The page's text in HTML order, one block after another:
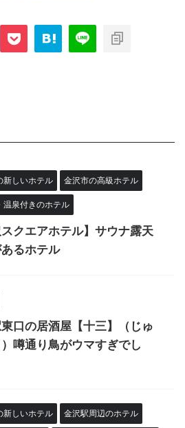
新しいホテル 金沢市の高級ホテル
温泉付きのホテル
スクエアホテル】サウナ露天
るホテル
口の居酒屋【十三】（じゅ
噂通り鳥がウマすぎでし
新しいホテル 金沢駅周辺のホテル